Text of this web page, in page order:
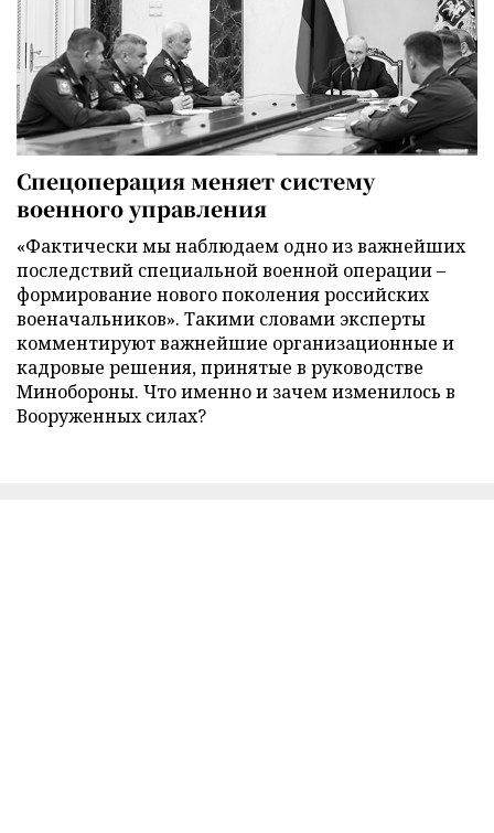
Спецоперация меняет систему
военного управления
«Фактически мы наблюдаем одно из важнейших
последствий специальной военной операции –
формирование нового поколения российских
военачальников». Такими словами эксперты
комментируют важнейшие организационные и
кадровые решения, принятые в руководстве
Минобороны. Что именно и зачем изменилось в
Вооруженных силах?